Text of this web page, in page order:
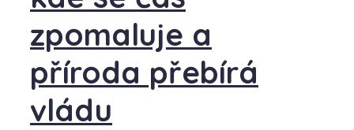
zpomaluje a
příroda přebírá
vládu